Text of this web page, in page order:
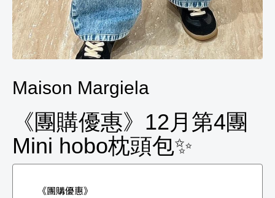
Maison Margiela
《團購優惠》12月第4團
Mini hobo枕頭包✨
《團購優惠》